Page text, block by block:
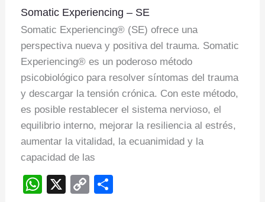
Somatic Experiencing – SE
Somatic Experiencing® (SE) ofrece una
perspectiva nueva y positiva del trauma. Somatic
Experiencing® es un poderoso método
psicobiológico para resolver síntomas del trauma
y descargar la tensión crónica. Con este método,
es posible restablecer el sistema nervioso, el
equilibrio interno, mejorar la resiliencia al estrés,
aumentar la vitalidad, la ecuanimidad y la
capacidad de las
W X C S
Experiencing
–
SE